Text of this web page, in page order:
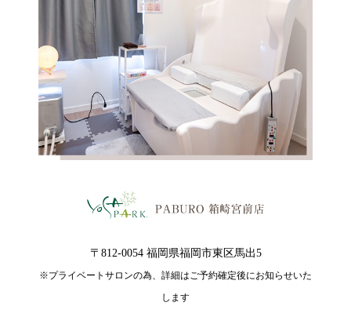
〒812-0054 福岡県福岡市東区馬出5
※プライベートサロンの為、詳細はご予約確定後にお知らせいた
します